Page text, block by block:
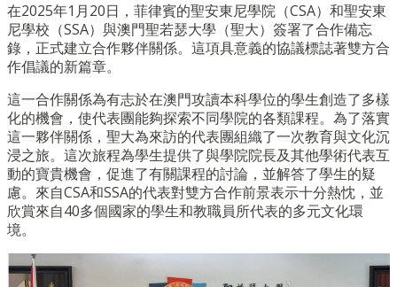
在2025年1月20日，菲律賓的聖安東尼學院（CSA）和聖安東
尼學校（SSA）與澳門聖若瑟大學（聖大）簽署了合作備忘
錄，正式建立合作夥伴關係。這項具意義的協議標誌著雙方合
作倡議的新篇章。
這一合作關係為有志於在澳門攻讀本科學位的學生創造了多樣
化的機會，使代表團能夠探索不同學院的各類課程。為了落實
這一夥伴關係，聖大為來訪的代表團組織了一次教育與文化沉
浸之旅。這次旅程為學生提供了與學院院長及其他學術代表互
動的寶貴機會，促進了有關課程的討論，並解答了學生的疑
慮。來自CSA和SSA的代表對雙方合作前景表示十分熱忱，並
欣賞來自40多個國家的學生和教職員所代表的多元文化環
境。